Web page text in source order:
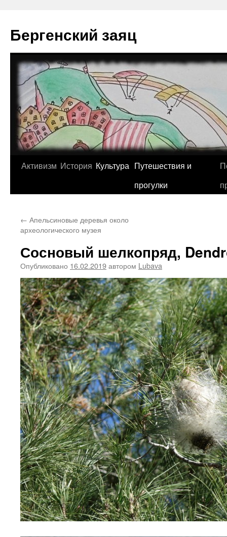
содержимому
Бергенский заяц
Активизм История Культура Путешествия и
прогулки
← Апельсиновые деревья около
археологического музея
Сосновый шелкопряд,
Опубликовано 16.02.2019автором Lubava